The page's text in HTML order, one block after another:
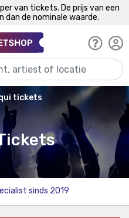
van tickets. De prijs van een
dan de nominale waarde.
tickets
sinds 2019